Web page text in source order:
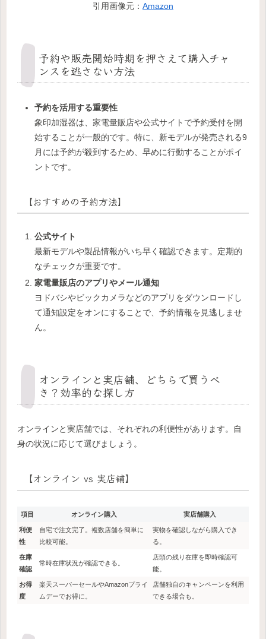
引用画像元： Amazon
予約や販売開始時期を押さえて購入チャ
ンスを逃さない方法
予約を活用する重要性
象印加湿器は、家電量販店や公式サイトで予約受付を開
始することが一般的です。特に、新モデルが発売される9
月には予約が殺到するため、早めに行動することがポイ
ントです。
【おすすめの予約方法】
公式サイト
最新モデルや製品情報がいち早く確認できます。定期的
なチェックが重要です。
家電量販店のアプリやメール通知
ヨドバシやビックカメラなどのアプリをダウンロードし
て通知設定をオンにすることで、予約情報を見逃しませ
ん。
オンラインと実店舗、どちらで買うべ
き？効率的な探し方
オンラインと実店舗では、それぞれの利便性があります。自
身の状況に応じて選びましょう。
【オンライン vs 実店舗】
項目 オンライン購入 実店舗購入
利便
性
自宅で注文完了。複数店舗を簡単に
比較可能。
実物を確認しながら購入でき
る。
在庫
確認
常時在庫状況が確認できる。
店頭の残り在庫を即時確認可
能。
お得
度
楽天スーパーセールやAmazonプライ
ムデーでお得に。
店舗独自のキャンペーンを利用
できる場合も。